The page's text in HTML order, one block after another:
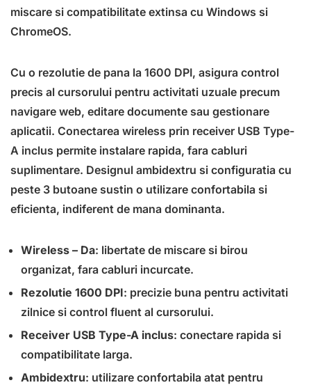
miscare si compatibilitate extinsa cu Windows si
ChromeOS.
Cu o rezolutie de pana la 1600 DPI, asigura control
precis al cursorului pentru activitati uzuale precum
navigare web, editare documente sau gestionare
aplicatii. Conectarea wireless prin receiver USB Type-
A inclus permite instalare rapida, fara cabluri
suplimentare. Designul ambidextru si configuratia cu
peste 3 butoane sustin o utilizare confortabila si
eficienta, indiferent de mana dominanta.
Wireless – Da: libertate de miscare si birou
organizat, fara cabluri incurcate.
Rezolutie 1600 DPI: precizie buna pentru activitati
zilnice si control fluent al cursorului.
Receiver USB Type-A inclus: conectare rapida si
compatibilitate larga.
Ambidextru: utilizare confortabila atat pentru